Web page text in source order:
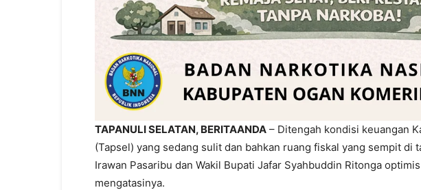
TAPANULI SELATAN, BERITAANDA – Ditengah kondisi keuangan
(Tapsel) yang sedang sulit dan bahkan ruang fiskal yang sempit di
Irawan Pasaribu dan Wakil Bupati Jafar Syahbuddin Ritonga
mengatasinya.